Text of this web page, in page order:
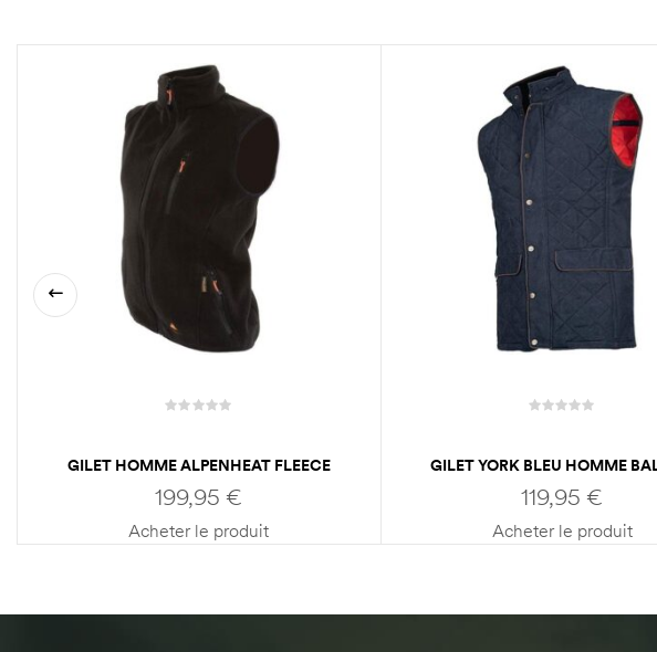
GILET HOMME ALPENHEAT FLEECE
AJ4
199,95 €
Acheter le produit
GILET YORK BLEU HOMME
119,95 €
Acheter le produit